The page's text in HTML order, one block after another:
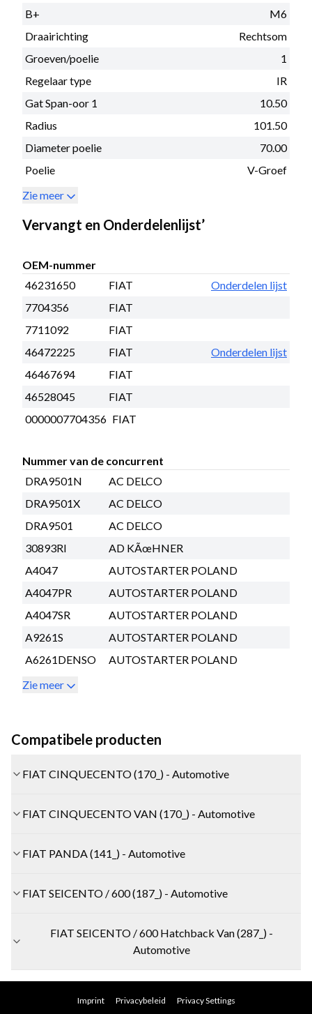
B+
M6
Draairichting
Rechtsom
Groeven/poelie
1
Regelaar type
IR
Gat Span-oor 1
10.50
Radius
101.50
Diameter poelie
70.00
Poelie
V-Groef
Zie meer
Vervangt en Onderdelenlijst’
OEM-nummer
46231650
FIAT
Onderdelen lijst
7704356
FIAT
7711092
FIAT
46472225
FIAT
Onderdelen lijst
46467694
FIAT
46528045
FIAT
0000007704356 FIAT
Nummer van de concurrent
DRA9501N
AC DELCO
DRA9501X
AC DELCO
DRA9501
AC DELCO
30893RI
AD KÃœHNER
A4047
AUTOSTARTER POLAND
A4047PR
AUTOSTARTER POLAND
A4047SR
AUTOSTARTER POLAND
A9261S
AUTOSTARTER POLAND
A6261DENSO
AUTOSTARTER POLAND
Zie meer
Compatibele producten
FIAT CINQUECENTO (170_) - Automotive
FIAT CINQUECENTO VAN (170_) - Automotive
FIAT PANDA (141_) - Automotive
FIAT SEICENTO / 600 (187_) - Automotive
FIAT SEICENTO / 600 Hatchback Van (287_) -
Automotive
Imprint Privacybeleid Privacy Settings